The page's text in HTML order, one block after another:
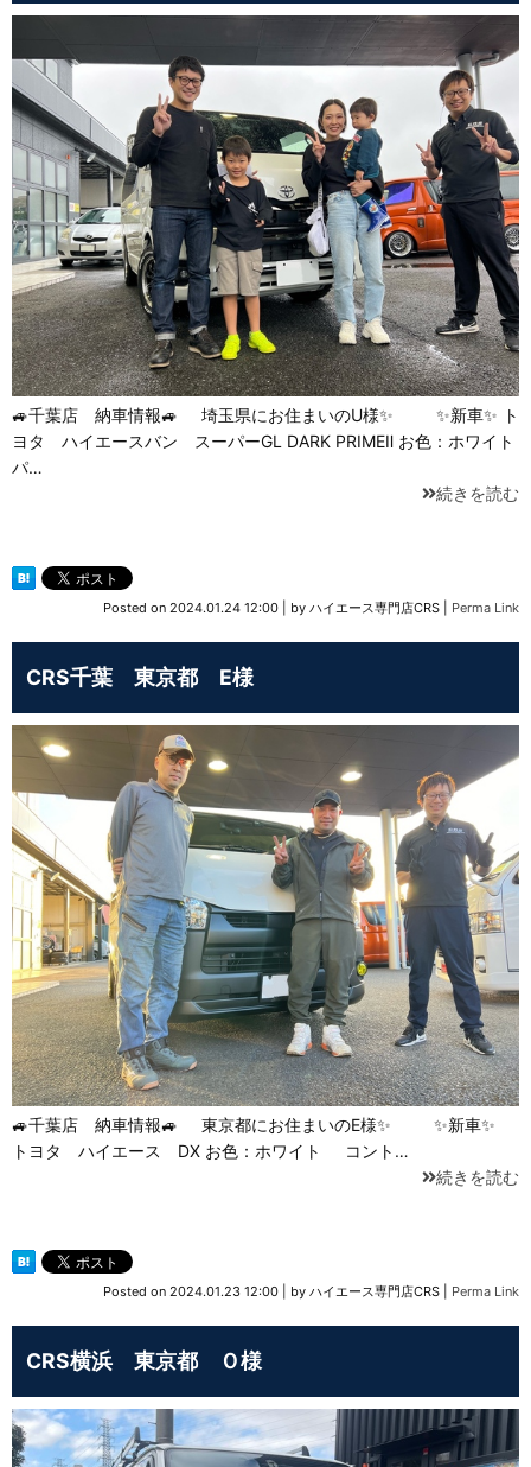
🚙千葉店 納車情報🚙 埼玉県にお住まいのU様✨ ✨新車✨ ト
ヨタ ハイエースバン スーパーGL DARK PRIMEⅡ お色：ホワイト
パ…
続きを読む
Posted on 2024.01.24 12:00 by ハイエース専門店CRS Perma Link
CRS千葉 東京都 E様
🚙千葉店 納車情報🚙 東京都にお住まいのE様✨ ✨新車✨
トヨタ ハイエース DX お色：ホワイト コント…
続きを読む
Posted on 2024.01.23 12:00 by ハイエース専門店CRS Perma Link
CRS横浜 東京都 Ｏ様